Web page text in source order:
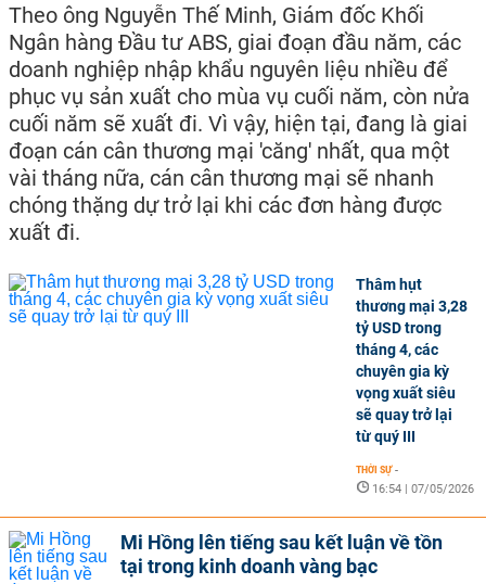
Theo ông Nguyễn Thế Minh, Giám đốc Khối
Ngân hàng Đầu tư ABS, giai đoạn đầu năm, các
doanh nghiệp nhập khẩu nguyên liệu nhiều để
phục vụ sản xuất cho mùa vụ cuối năm, còn nửa
cuối năm sẽ xuất đi. Vì vậy, hiện tại, đang là giai
đoạn cán cân thương mại 'căng' nhất, qua một
vài tháng nữa, cán cân thương mại sẽ nhanh
chóng thặng dự trở lại khi các đơn hàng được
xuất đi.
Thâm hụt
thương mại 3,28
tỷ USD trong
tháng 4, các
chuyên gia kỳ
vọng xuất siêu
sẽ quay trở lại
từ quý III
THỜI SỰ -
16:54 | 07/05/2026
Mi Hồng lên tiếng sau kết luận về tồn
tại trong kinh doanh vàng bạc